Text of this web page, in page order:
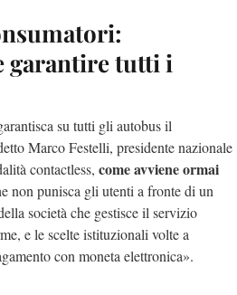
garantire tutti i
su tutti gli autobus il
Marco Festelli, presidente nazionale
contactless, come avviene ormai
non punisca gli utenti a fronte di un
società che gestisce il servizio
e le scelte istituzionali volte a
con moneta elettronica».